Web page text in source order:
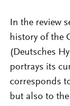
In the review
history of the
(Deutsches
portrays its
corresponds
but also to